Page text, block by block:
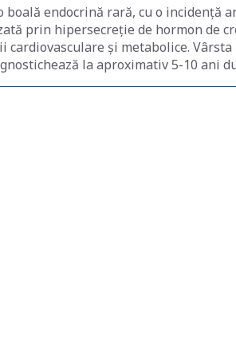
boală endocrină rară, cu o incidență
prin hipersecreție de hormon de
și metabolice.
la aproximativ 5-10 ani